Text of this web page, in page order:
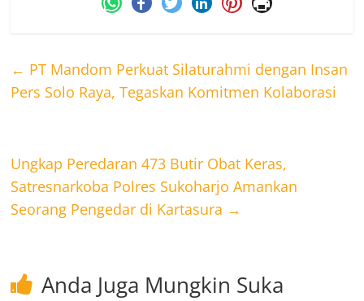
← PT Mandom Perkuat Silaturahmi dengan Insan
Pers Solo Raya, Tegaskan Komitmen Kolaborasi
Ungkap Peredaran 473 Butir Obat Keras,
Satresnarkoba Polres Sukoharjo Amankan
Seorang Pengedar di Kartasura →
Anda Juga Mungkin Suka